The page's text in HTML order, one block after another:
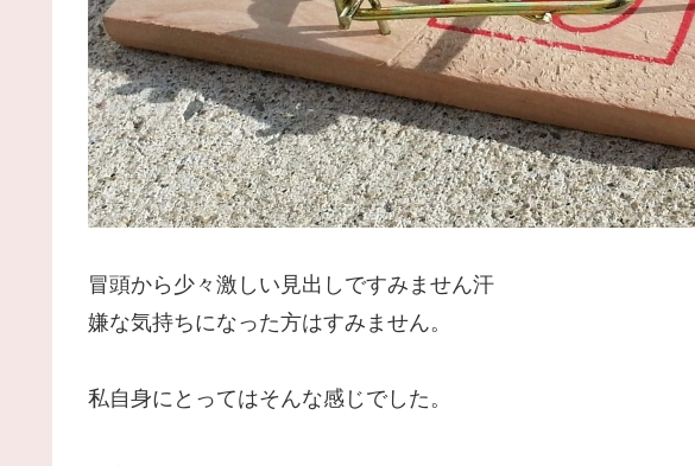
冒頭から少々激しい見出しですみません汗
嫌な気持ちになった方はすみません。
私自身にとってはそんな感じでした。